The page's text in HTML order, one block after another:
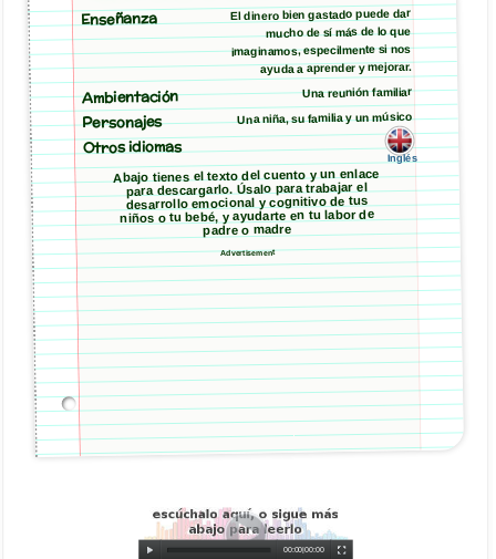
Enseñanza El dinero bien gastado puede dar
mucho de sí más de lo que
imaginamos, especilmente si nos
ayuda a aprender y mejorar.
Ambientación Una reunión familiar
Personajes Una niña, su familia y un músico
Otros idiomas
Inglés
Abajo tienes el texto del cuento y un enlace
para descargarlo. Úsalo para trabajar el
desarrollo emocional y cognitivo de tus
niños o tu bebé, y ayudarte en tu labor de
padre o madre
Advertisement
00:00 |00:00